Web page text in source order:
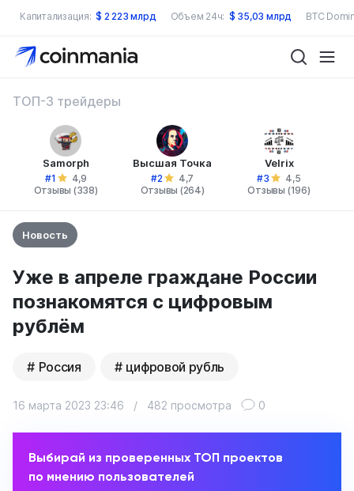
Капитализация: $ 2 223 млрд Объем 24ч: $ 35,03 млрд BTC
ТОП-3 трейдеры
Samorph
#1
4,9
Отзывы (338)
Высшая Точка
#2
4,7
Отзывы (264)
Velrix
#3
4,5
Отзывы (196)
Новость
Уже в апреле граждане России
познакомятся с цифровым
рублём
Россия цифровой рубль
16 марта 2023 23:46 / 482 просмотра 0
Выбирай из проверенных ТОП проектов
по мнению пользователей